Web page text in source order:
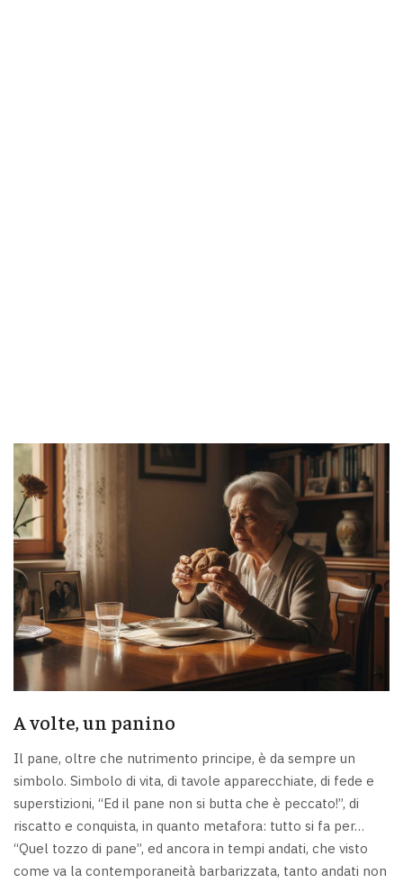
A volte, un panino
Il pane, oltre che nutrimento principe, è da sempre un
simbolo. Simbolo di vita, di tavole apparecchiate, di fede e
superstizioni, “Ed il pane non si butta che è peccato!”, di
riscatto e conquista, in quanto metafora: tutto si fa per…
“Quel tozzo di pane”, ed ancora in tempi andati, che visto
come va la contemporaneità barbarizzata, tanto andati non